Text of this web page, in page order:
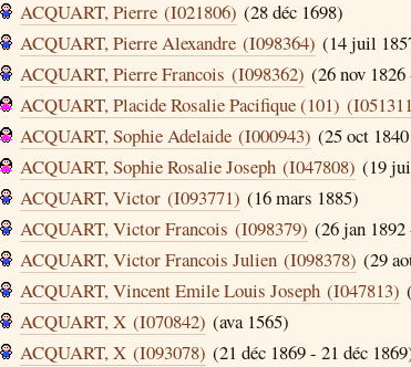
ACQUART, Pierre (I021806) (28 déc 1698)
ACQUART, Pierre Alexandre (I098364) (14 juil
ACQUART, Pierre Francois (I098362) (26 nov
ACQUART, Placide Rosalie Pacifique (101)
ACQUART, Sophie Adelaide (I000943) (25 oct
ACQUART, Sophie Rosalie Joseph (I047808) (19
ACQUART, Victor (I093771) (16 mars 1885)
ACQUART, Victor Francois (I098379) (26 jan
ACQUART, Victor Francois Julien (I098378) (29
ACQUART, Vincent Emile Louis Joseph (I047813)
ACQUART, X (I070842) (ava 1565)
ACQUART, X (I093078) (21 déc 1869 - 21 déc